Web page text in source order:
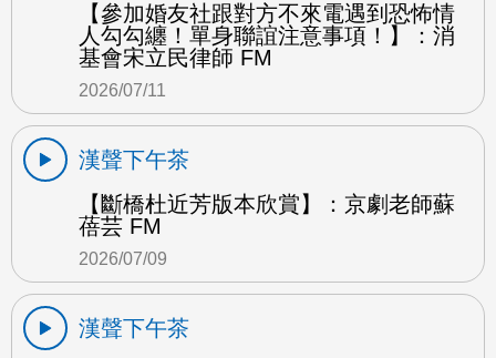
【參加婚友社跟對方不來電遇到恐怖情
人勾勾纏！單身聯誼注意事項！】：消
基會宋立民律師 FM
2026/07/11
漢聲下午茶
【斷橋杜近芳版本欣賞】：京劇老師蘇
蓓芸 FM
2026/07/09
漢聲下午茶